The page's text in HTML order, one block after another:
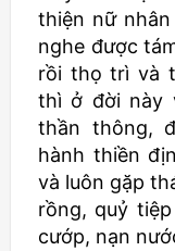
thiện nữ
nghe được
rồi thọ trì và
thì ở đời này
thần thông,
hành thiền
và luôn gặp
rồng, quỷ
cướp, nạn